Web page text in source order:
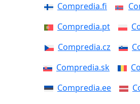
Compredia.fi
Compredia.pt
Compredia.cz
Compredia.sk
Compredia.ee